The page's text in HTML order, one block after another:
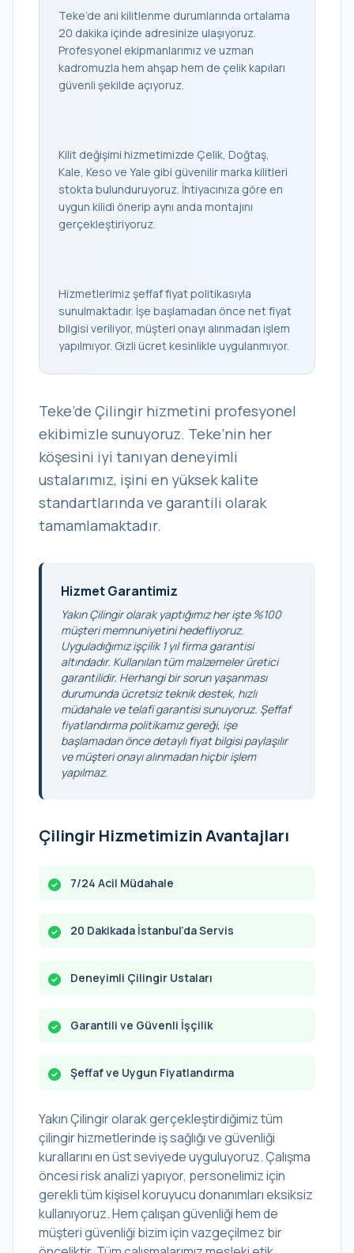
Teke’de ani kilitlenme durumlarında ortalama
20 dakika içinde adresinize ulaşıyoruz.
Profesyonel ekipmanlarımız ve uzman
kadromuzla hem ahşap hem de çelik kapıları
güvenli şekilde açıyoruz.
Kilit değişimi hizmetimizde Çelik, Doğtaş,
Kale, Keso ve Yale gibi güvenilir marka kilitleri
stokta bulunduruyoruz. İhtiyacınıza göre en
uygun kilidi önerip aynı anda montajını
gerçekleştiriyoruz.
Hizmetlerimiz şeffaf fiyat politikasıyla
sunulmaktadır. İşe başlamadan önce net fiyat
bilgisi veriliyor, müşteri onayı alınmadan işlem
yapılmıyor. Gizli ücret kesinlikle uygulanmıyor.
Teke’de Çilingir hizmetini profesyonel
ekibimizle sunuyoruz. Teke’nin her
köşesini iyi tanıyan deneyimli
ustalarımız, işini en yüksek kalite
standartlarında ve garantili olarak
tamamlamaktadır.
Hizmet Garantimiz
Yakın Çilingir olarak yaptığımız her işte %100
müşteri memnuniyetini hedefliyoruz.
Uyguladığımız işçilik 1 yıl firma garantisi
altındadır. Kullanılan tüm malzemeler üretici
garantilidir. Herhangi bir sorun yaşanması
durumunda ücretsiz teknik destek, hızlı
müdahale ve telafi garantisi sunuyoruz. Şeffaf
fiyatlandırma politikamız gereği, işe
başlamadan önce detaylı fiyat bilgisi paylaşılır
ve müşteri onayı alınmadan hiçbir işlem
yapılmaz.
Çilingir Hizmetimizin Avantajları
7/24 Acil Müdahale
20 Dakikada İstanbul’da Servis
Deneyimli Çilingir Ustaları
Garantili ve Güvenli İşçilik
Şeffaf ve Uygun Fiyatlandırma
Yakın Çilingir olarak gerçekleştirdiğimiz tüm
çilingir hizmetlerinde iş sağlığı ve güvenliği
kurallarını en üst seviyede uyguluyoruz. Çalışma
öncesi risk analizi yapıyor, personelimiz için
gerekli tüm kişisel koruyucu donanımları eksiksiz
kullanıyoruz. Hem çalışan güvenliği hem de
müşteri güvenliği bizim için vazgeçilmez bir